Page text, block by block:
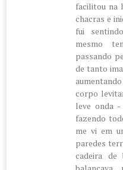
facilitou na
chacras e
fui
mesmo
passando
de tanto
corpo
leve onda
fazendo
me vi em
paredes
cadeira de